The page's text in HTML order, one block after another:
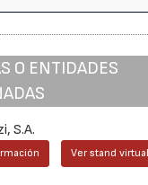
O ENTIDADES
S.A.
Ver stand virtual